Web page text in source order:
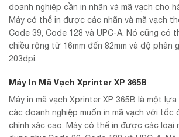
doanh nghiệp cần in nhãn và mã vạch cho
Máy có thể in được các nhãn và mã vạch
Code 39, Code 128 và UPC-A. Nó cũng có
chiều rộng từ 16mm đến 82mm và độ phân
203dpi.
Máy In Mã Vạch Xprinter XP 365B
Máy in mã vạch Xprinter XP 365B là một
các doanh nghiệp muốn in mã vạch với tốc
chính xác cao. Máy có thể in được các loại